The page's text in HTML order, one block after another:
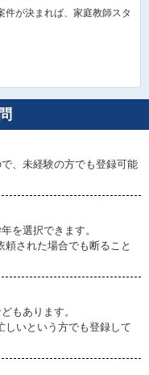
件が決まれば、家庭教師スタ
、未経験の方でも登録可能
を選択できます。
頼された場合でも断ること
もあります。
しいという方でも登録して